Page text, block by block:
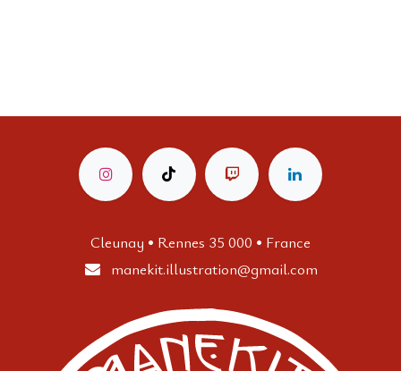
Cleunay • Rennes 35 000 • France
manekit.illustration@gmail.com